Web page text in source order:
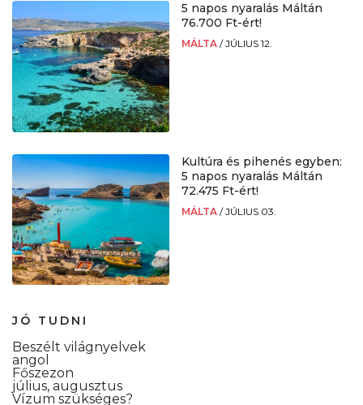
5 napos nyaralás Máltán
76.700 Ft-ért!
MÁLTA /JÚLIUS 12.
Kultúra és pihenés egyben:
5 napos nyaralás Máltán
72.475 Ft-ért!
MÁLTA /JÚLIUS 03.
JÓ TUDNI
Beszélt világnyelvek
angol
Főszezon
július, augusztus
Vízum szükséges?